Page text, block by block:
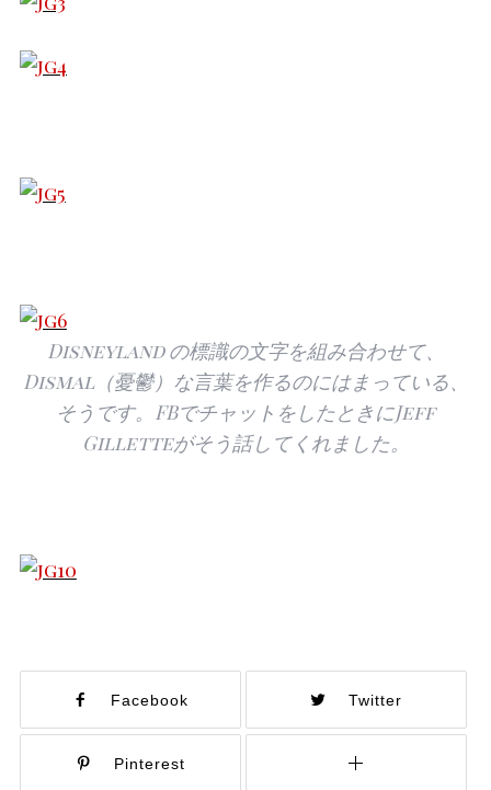
Disneyland の標識の文字を組み合わせて、
Dismal（憂鬱）な言葉を作るのにはまっている、
そうです。FBでチャットをしたときにJeff
Gilletteがそう話してくれました。
Facebook Twitter
Pinterest